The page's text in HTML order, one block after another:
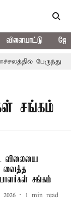
விளையாட்டு
பேருந்து
சங்கம்
விலையை
வைத்த
சங்கம்
1 min read